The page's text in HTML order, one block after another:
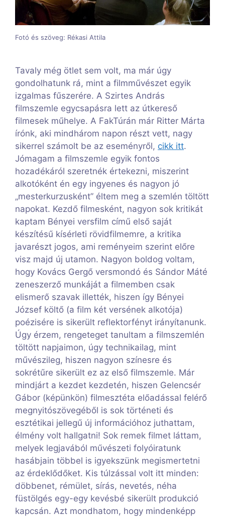
Fotó és szöveg: Rékasi Attila
Tavaly még ötlet sem volt, ma már úgy
gondolhatunk rá, mint a filmművészet egyik
izgalmas fűszerére. A Szirtes András
filmszemle egycsapásra lett az útkereső
filmesek műhelye. A FakTúrán már Ritter Márta
írónk, aki mindhárom napon részt vett, nagy
sikerrel számolt be az eseményről, cikk itt.
Jómagam a filmszemle egyik fontos
hozadékáról szeretnék értekezni, miszerint
alkotóként én egy ingyenes és nagyon jó
„mesterkurzusként” éltem meg a szemlén töltött
napokat. Kezdő filmesként, nagyon sok kritikát
kaptam Bényei versfilm című első saját
készítésű kísérleti rövidfilmemre, a kritika
javarészt jogos, ami reményeim szerint előre
visz majd új utamon. Nagyon boldog voltam,
hogy Kovács Gergő versmondó és Sándor Máté
zeneszerző munkáját a filmemben csak
elismerő szavak illették, hiszen így Bényei
József költő (a film két versének alkotója)
poézisére is sikerült reflektorfényt irányítanunk.
Úgy érzem, rengeteget tanultam a filmszemlén
töltött napjaimon, úgy technikailag, mint
művészileg, hiszen nagyon színesre és
sokrétűre sikerült ez az első filmszemle. Már
mindjárt a kezdet kezdetén, hiszen Gelencsér
Gábor (képünkön) filmesztéta előadással felérő
megnyitószövegéből is sok történeti és
esztétikai jellegű új információhoz juthattam,
élmény volt hallgatni! Sok remek filmet láttam,
melyek legjavából művészeti folyóiratunk
hasábjain többel is igyekszünk megismertetni
az érdeklődőket. Kis túlzással volt itt minden:
döbbenet, rémület, sírás, nevetés, néha
füstölgés egy-egy kevésbé sikerült produkció
kapcsán. Azt mondhatom, hogy mindenképp